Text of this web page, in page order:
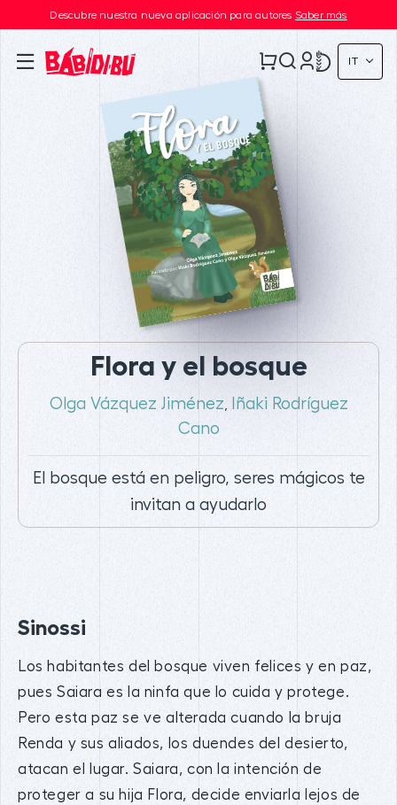
Descubre nuestra nueva aplicación para autores Saber más
IT
Flora y el bosque
Olga Vázquez Jiménez
Iñaki Rodríguez
Cano
El bosque está en peligro, seres mágicos te
invitan a ayudarlo
Sinossi
Los habitantes del bosque viven felices y en paz,
pues Saiara es la ninfa que lo cuida y protege.
Pero esta paz se ve alterada cuando la bruja
Renda y sus aliados, los duendes del desierto,
atacan el lugar. Saiara, con la intención de
proteger a su hija Flora, decide enviarla lejos de